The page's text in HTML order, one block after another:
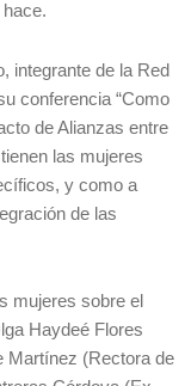
integrante de la Red
conferencia “Como
de Alianzas entre
las mujeres
y como a
de las
mujeres sobre el
Haydeé Flores
Martínez (Rectora de